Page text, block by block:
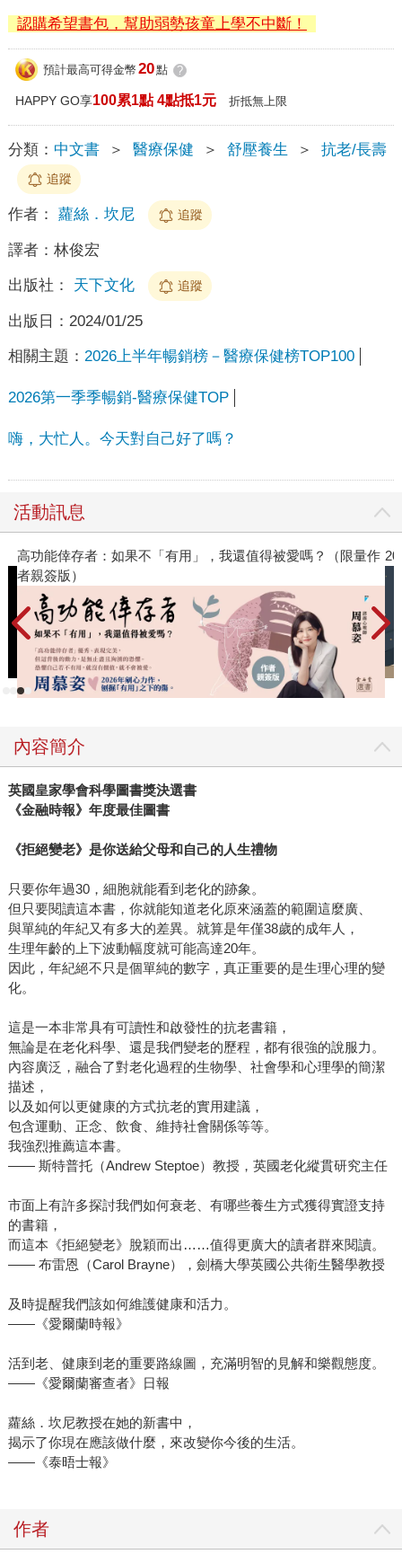
認購希望書包，幫助弱勢孩童上學不中斷！
預計最高可得金幣 20點 ?
HAPPY GO享100累1點 4點抵1元 折抵無上限
分類： 中文書 ＞ 醫療保健 ＞ 舒壓養生 ＞ 抗老/長壽
追蹤
作者： 蘿絲．坎尼 追蹤
譯者： 林俊宏
出版社： 天下文化 追蹤
出版日： 2024/01/25
相關主題： 2026上半年暢銷榜－醫療保健榜TOP100
2026第一季季暢銷-醫療保健TOP
嗨，大忙人。今天對自己好了嗎？
活動訊息
高功能倖存者：如果不「有用」，我還值得被愛嗎？（限量作
者親簽版）
內容簡介
英國皇家學會科學圖書獎決選書
《金融時報》年度最佳圖書
《拒絕變老》是你送給父母和自己的人生禮物
只要你年過30，細胞就能看到老化的跡象。
但只要閱讀這本書，你就能知道老化原來涵蓋的範圍這麼廣、
與單純的年紀又有多大的差異。就算是年僅38歲的成年人，
生理年齡的上下波動幅度就可能高達20年。
因此，年紀絕不只是個單純的數字，真正重要的是生理心理的變
化。
這是一本非常具有可讀性和啟發性的抗老書籍，
無論是在老化科學、還是我們變老的歷程，都有很強的說服力。
內容廣泛，融合了對老化過程的生物學、社會學和心理學的簡潔
描述，
以及如何以更健康的方式抗老的實用建議，
包含運動、正念、飲食、維持社會關係等等。
我強烈推薦這本書。
—— 斯特普托（Andrew Steptoe）教授，英國老化縱貫研究主任
市面上有許多探討我們如何衰老、有哪些養生方式獲得實證支持
的書籍，
而這本《拒絕變老》脫穎而出……值得更廣大的讀者群來閱讀。
—— 布雷恩（Carol Brayne），劍橋大學英國公共衛生醫學教授
及時提醒我們該如何維護健康和活力。
——《愛爾蘭時報》
活到老、健康到老的重要路線圖，充滿明智的見解和樂觀態度。
——《愛爾蘭審查者》日報
蘿絲．坎尼教授在她的新書中，
揭示了你現在應該做什麼，來改變你今後的生活。
——《泰晤士報》
作者